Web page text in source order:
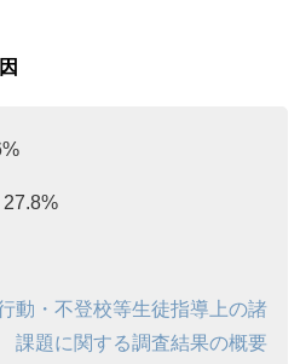
動・不登校等生徒指導上の諸
課題に関する調査結果の概要